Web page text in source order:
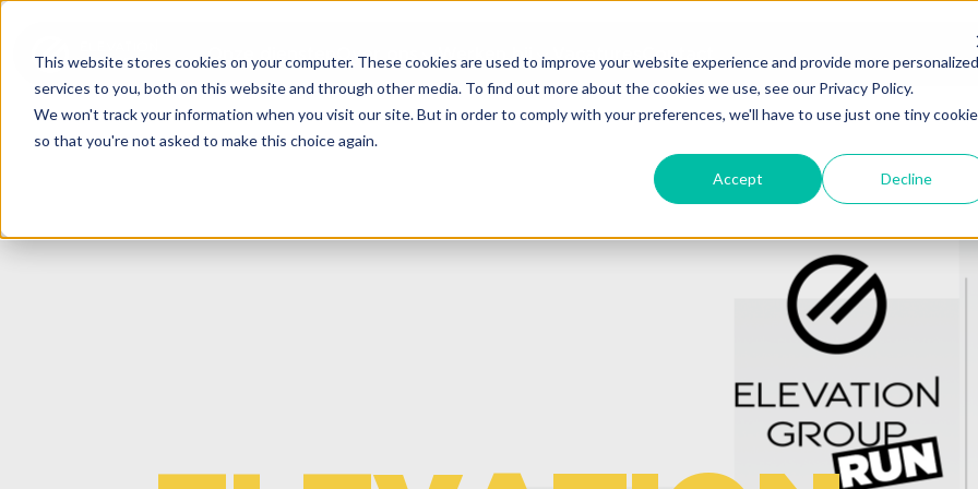
This website stores cookies on your computer. These cookies are used to improve your website experience and provide more personalized
services to you, both on this website and through other media. To find out more about the cookies we use, see our Privacy Policy.
We won't track your information when you visit our site. But in order to comply with your preferences, we'll have to use just one tiny cookie
so that you're not asked to make this choice again.
Accept Decline
Onze diensten Over ons Werken bij Contact